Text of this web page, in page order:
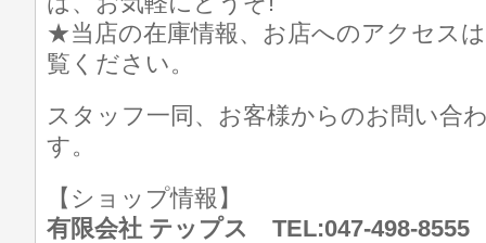
★当店の在庫情報、お店へのアクセス
覧ください。
スタッフ一同、お客様からのお問い合
す。
【ショップ情報】
有限会社 テップス TEL:047-498-8555